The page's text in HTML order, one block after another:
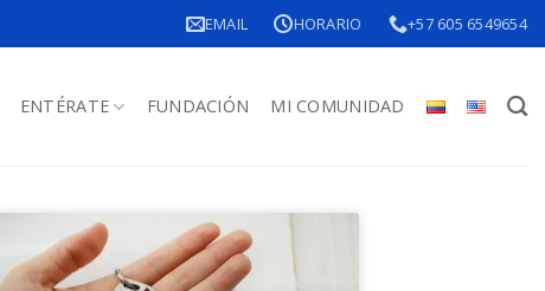
EMAIL HORARIO +57 605 6549654
ENTÉRATE FUNDACIÓN MI COMUNIDAD